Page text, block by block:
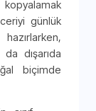
günlük
dışarıda
biçimde